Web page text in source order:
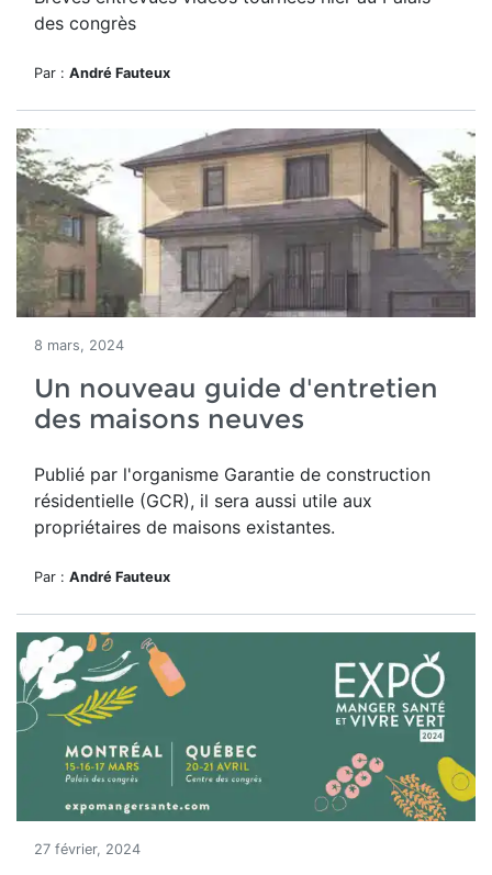
des congrès
Par : André Fauteux
8 mars, 2024
Un nouveau guide d'entretien
des maisons neuves
Publié par l'organisme Garantie de construction
résidentielle (GCR), il sera aussi utile aux
propriétaires de maisons existantes.
Par : André Fauteux
27 février, 2024